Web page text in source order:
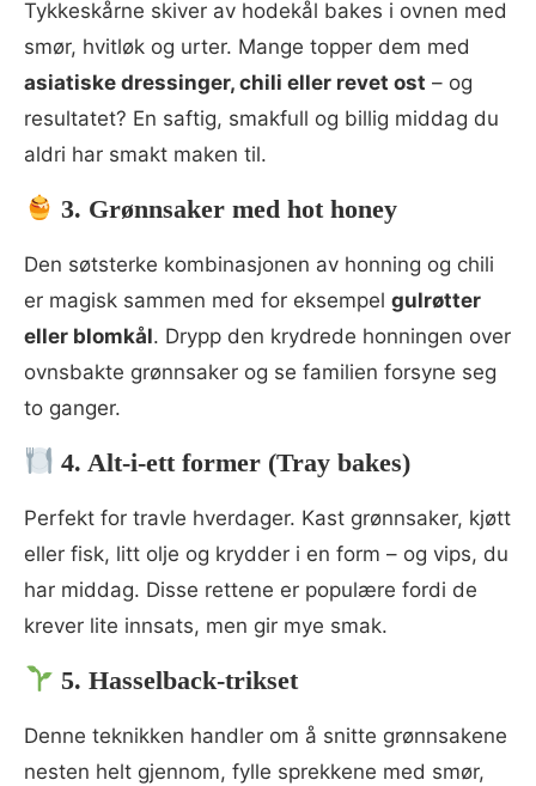
Tykkeskårne skiver av hodekål bakes i ovnen med
smør, hvitløk og urter. Mange topper dem med
asiatiske dressinger, chili eller revet ost – og
resultatet? En saftig, smakfull og billig middag du
aldri har smakt maken til.
3. Grønnsaker med hot honey
Den søtsterke kombinasjonen av honning og chili
er magisk sammen med for eksempel gulrøtter
eller blomkål. Drypp den krydrede honningen over
ovnsbakte grønnsaker og se familien forsyne seg
to ganger.
4. Alt-i-ett former (Tray bakes)
Perfekt for travle hverdager. Kast grønnsaker, kjøtt
eller fisk, litt olje og krydder i en form – og vips, du
har middag. Disse rettene er populære fordi de
krever lite innsats, men gir mye smak.
5. Hasselback-trikset
Denne teknikken handler om å snitte grønnsakene
nesten helt gjennom, fylle sprekkene med smør,